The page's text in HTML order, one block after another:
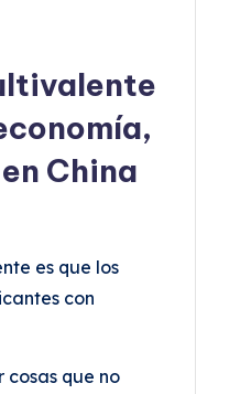
China
es que los
con
cosas que no